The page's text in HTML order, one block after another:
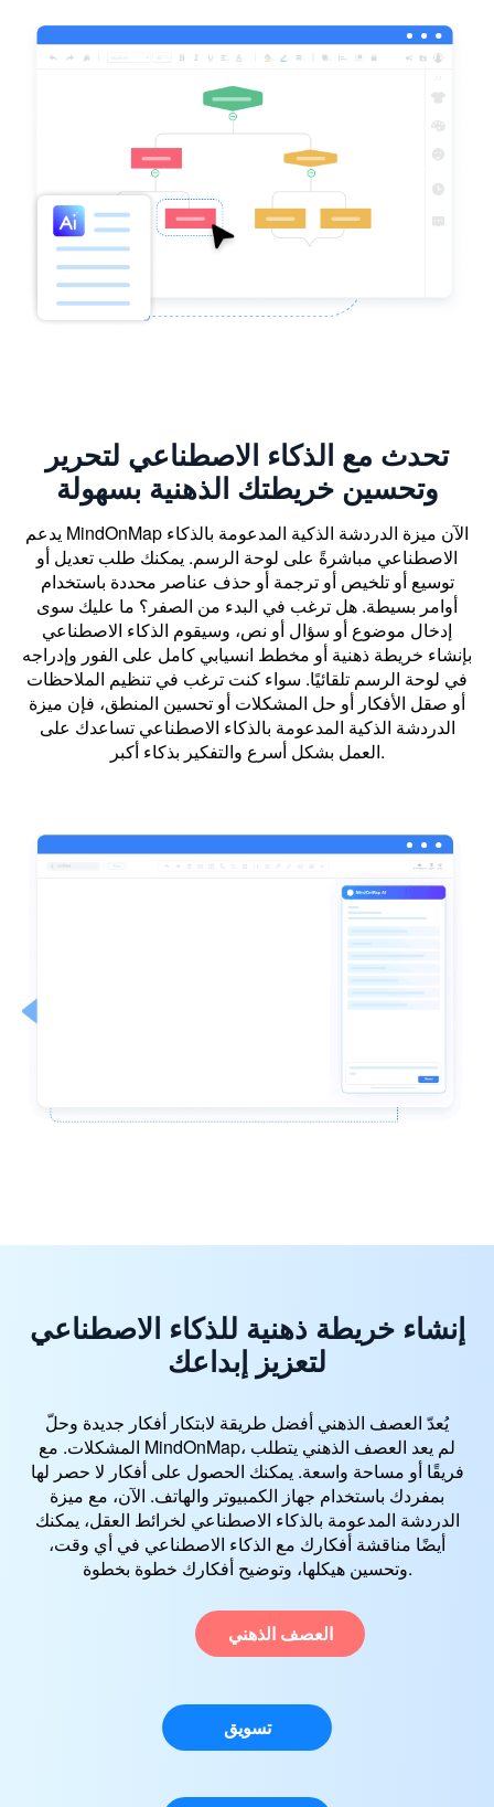
تحدث مع الذكاء الاصطناعي لتحرير
وتحسين خريطتك الذهنية بسهولة
يدعم MindOnMap الآن ميزة الدردشة الذكية المدعومة بالذكاء
الاصطناعي مباشرةً على لوحة الرسم. يمكنك طلب تعديل أو
توسيع أو تلخيص أو ترجمة أو حذف عناصر محددة باستخدام
أوامر بسيطة. هل ترغب في البدء من الصفر؟ ما عليك سوى
إدخال موضوع أو سؤال أو نص، وسيقوم الذكاء الاصطناعي
بإنشاء خريطة ذهنية أو مخطط انسيابي كامل على الفور وإدراجه
في لوحة الرسم تلقائيًا. سواء كنت ترغب في تنظيم الملاحظات
أو صقل الأفكار أو حل المشكلات أو تحسين المنطق، فإن ميزة
الدردشة الذكية المدعومة بالذكاء الاصطناعي تساعدك على
العمل بشكل أسرع والتفكير بذكاء أكبر.
إنشاء خريطة ذهنية للذكاء الاصطناعي
لتعزيز إبداعك
يُعدّ العصف الذهني أفضل طريقة لابتكار أفكار جديدة وحلّ
المشكلات. مع MindOnMap، لم يعد العصف الذهني يتطلب
فريقًا أو مساحة واسعة. يمكنك الحصول على أفكار لا حصر لها
بمفردك باستخدام جهاز الكمبيوتر والهاتف. الآن، مع ميزة
الدردشة المدعومة بالذكاء الاصطناعي لخرائط العقل، يمكنك
أيضًا مناقشة أفكارك مع الذكاء الاصطناعي في أي وقت،
وتحسين هيكلها، وتوضيح أفكارك خطوة بخطوة.
العصف الذهني
تسويق